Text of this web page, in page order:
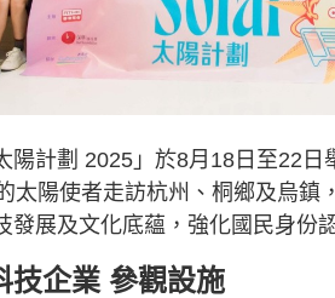
陽計劃 2025」於8月18日至22
太陽使者走訪杭州、桐鄉及烏
發展及文化底蘊，強化國民身份
技企業 參觀設施